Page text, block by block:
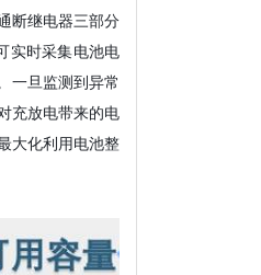
断继电器三部分
实时采集电池电
一旦监测到异常
充放电带来的电
大化利用电池整